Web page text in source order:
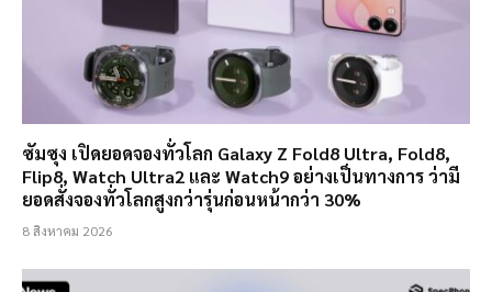
ซัมซุง เปิดยอดจองทั่วโลก Galaxy Z Fold8 Ultra, Fold8,
Flip8, Watch Ultra2 และ Watch9 อย่างเป็นทางการ ว่ามี
ยอดสั่งจองทั่วโลกสูงกว่ารุ่นก่อนหน้ากว่า 30%
8 สิงหาคม 2026